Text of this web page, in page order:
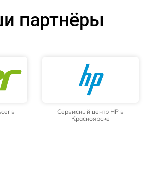
партнёры
в
Сервисный центр HP в
Красноярске